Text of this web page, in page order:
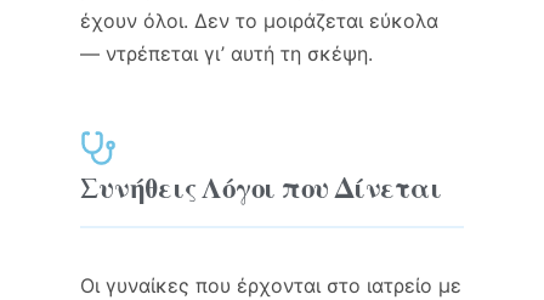
έχουν όλοι. Δεν το μοιράζεται εύκολα
— ντρέπεται γι’ αυτή τη σκέψη.
Συνήθεις Λόγοι που Δίνεται
Οι γυναίκες που έρχονται στο ιατρείο με